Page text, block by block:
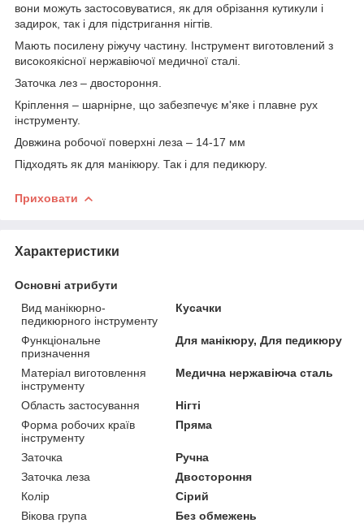
вони можуть застосовуватися, як для обрізання кутикули і
задирок, так і для підстригання нігтів.
Мають посилену ріжучу частину. Інструмент виготовлений з
високоякісної нержавіючої медичної сталі.
Заточка лез – двостороння.
Кріплення – шарнірне, що забезпечує м'яке і плавне рух
інструменту.
Довжина робочої поверхні леза – 14-17 мм
Підходять як для манікюру. Так і для педикюру.
Приховати
Характеристики
Основні атрибути
Вид манікюрно-
педикюрного інструменту
Кусачки
Функціональне
призначення
Для манікюру, Для педикюру
Матеріал виготовлення
інструменту
Медична нержавіюча сталь
Область застосування
Нігті
Форма робочих країв
інструменту
Пряма
Заточка
Ручна
Заточка леза
Двостороння
Колір
Сірий
Вікова група
Без обмежень